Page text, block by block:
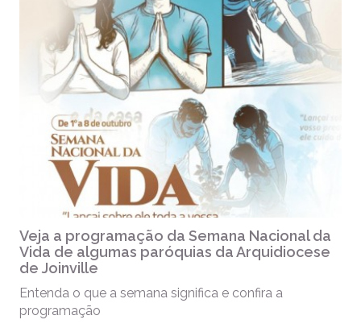
Veja a programação da Semana Nacional da
Vida de algumas paróquias da Arquidiocese
de Joinville
Entenda o que a semana significa e confira a
programação